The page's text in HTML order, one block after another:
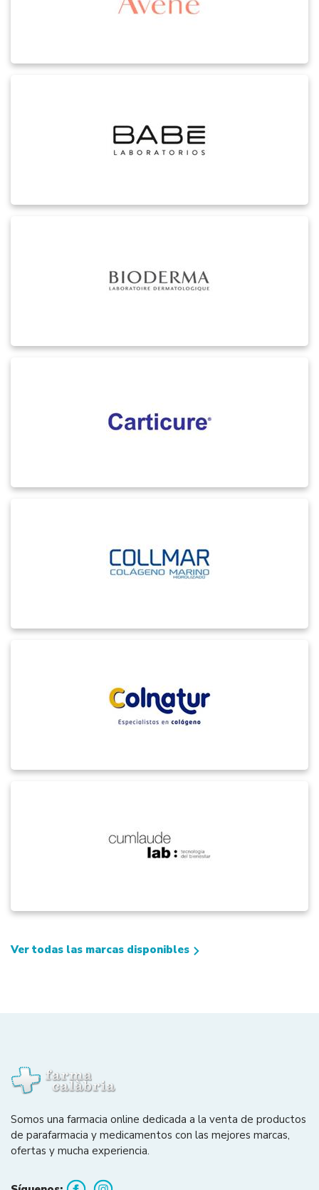
Ver todas las marcas disponibles
Somos una farmacia online dedicada a la venta de productos
de parafarmacia y medicamentos con las mejores marcas,
ofertas y mucha experiencia.